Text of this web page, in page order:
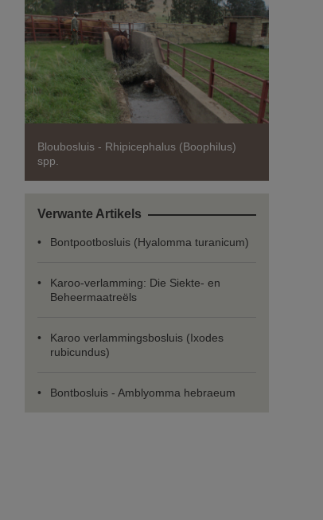
Bloubosluis - Rhipicephalus (Boophilus)
spp.
Verwante Artikels
Bontpootbosluis (Hyalomma turanicum)
Karoo-verlamming: Die Siekte- en
Beheermaatreëls
Karoo verlammingsbosluis (Ixodes
rubicundus)
Bontbosluis - Amblyomma hebraeum